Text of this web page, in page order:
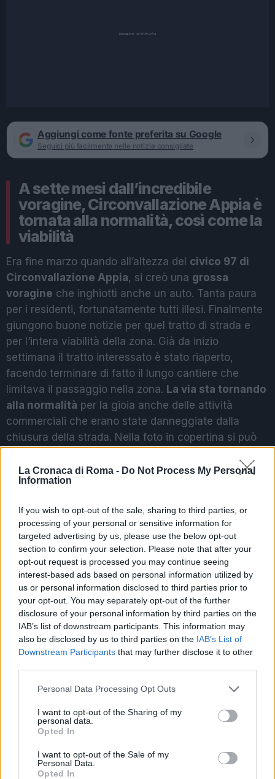
La Cronaca di Roma - Do Not Process My Personal
Information
If you wish to opt-out of the sale, sharing to third parties, or
processing of your personal or sensitive information for
targeted advertising by us, please use the below opt-out
section to confirm your selection. Please note that after your
opt-out request is processed you may continue seeing
interest-based ads based on personal information utilized by
us or personal information disclosed to third parties prior to
your opt-out. You may separately opt-out of the further
disclosure of your personal information by third parties on the
IAB’s list of downstream participants. This information may
also be disclosed by us to third parties on the IAB’s List of
Downstream Participants that may further disclose it to other
Please note that this website/app uses one or more Google
not limited to your visit or usage behaviour. You may click to
grant or deny consent to Google and its third-party tags to
use your data for below specified purposes in below Google
consent section.
Personal Data Processing Opt Outs
I want to opt-out of the Sharing of my
personal data.
Opted In
I want to opt-out of the Sale of my
Personal Data.
Opted In
Aggiungi come fonte preferita su Google
Seguici più facilmente nelle notizie consigliate
A sette mesi dall’incredibile
voragine, Circonvallazione Appia è
tornata alla normalità, così come la
viabilità
Era fine marzo quando all’altezza del civico 97 di
Circonvallazione Appia, si creò una grossa
voragine che inghiottì anche un auto. Tanta paura
per i residenti, fortunatamente tutti illesi. Finalmente
giungono buone notizie per quel tratto di strada e
per l’intera viabilità della zona. Già da inizio
settimana il tratto interessato è stato riaperto,
facendo terminare di fatto il lungo cantiere che
limitava il passaggio nella zona. La via sta tornando
alla normalità per la gioia anche delle attività
commerciali che erano state danneggiate dalla
chiusura della strada. Nella foto in copertina si può
l’apertura del tratto di strada .
NOSTRA PAGINA
LEGGI ANCHE “SPACCIO DI DROGA AL
QUARTICCIOLO”
POTREBBE INTERESSARTI
Roma Viabilità, da domani novità
per Tangenziale Est e A24
5 anni fa
VIABILITA’ Domenica
pedonalizzazione delle strade di
Roma
8 anni fa
Precedente
ROMA Quarticciolo
Successiva